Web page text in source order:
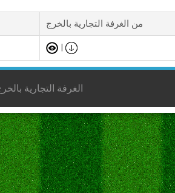
من الغرفة التجارية بالخرج
|
الغرفة التجارية